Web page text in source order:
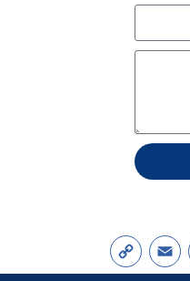
LinkedIn
Email
Link